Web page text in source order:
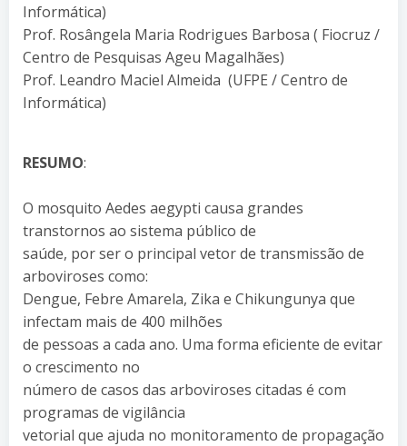
Informática)
Prof. Rosângela Maria Rodrigues Barbosa ( Fiocruz /
Centro de Pesquisas Ageu Magalhães)
Prof. Leandro Maciel Almeida (UFPE / Centro de
Informática)
RESUMO:
O mosquito Aedes aegypti causa grandes
transtornos ao sistema público de
saúde, por ser o principal vetor de transmissão de
arboviroses como:
Dengue, Febre Amarela, Zika e Chikungunya que
infectam mais de 400 milhões
de pessoas a cada ano. Uma forma eficiente de evitar
o crescimento no
número de casos das arboviroses citadas é com
programas de vigilância
vetorial que ajuda no monitoramento de propagação